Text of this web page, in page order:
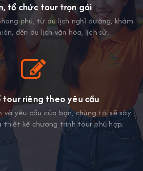
tổ chức tour trọn gói
phú, từ du lịch nghỉ dưỡng, khám
đến du lịch văn hóa, lịch sử.
tour riêng theo yêu cầu
yêu cầu của bạn, chúng tôi sẽ xây
kế chương trình tour phù hợp.